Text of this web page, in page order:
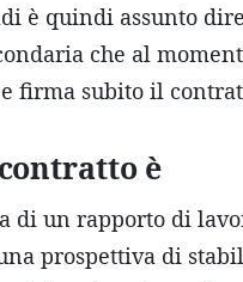
è quindi assunto
che al
e firma subito il
è
di un rapporto di
prospettiva di